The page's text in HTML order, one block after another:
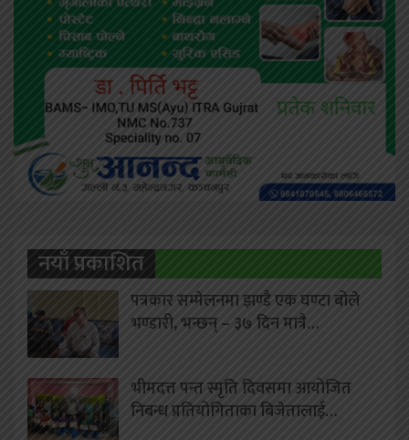
नयाँ प्रकाशित
पत्रकार सम्मेलनमा झण्डै एक घण्टा बोले
भण्डारी, भन्छन् – ३७ दिन मात्रै…
भीमदत्त पन्त स्मृति दिवसमा आयोजित
निबन्ध प्रतियोगिताका बिजेतालाई…